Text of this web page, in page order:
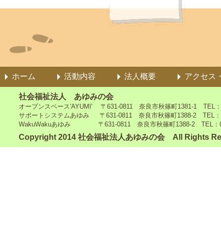
ホーム 活動内容 法人概要 アクセス
社会福祉法人 あゆみの会
オープンスペース'AYUMI' 〒631-0811 奈良市秋篠町1381-1 TEL
サポートシステムあゆみ 〒631-0811 奈良市秋篠町1388-2 TEL：
WakuWakuあゆみ 〒631-0811 奈良市秋篠町1388-2 TEL：
Copyright 2014 社会福祉法人あゆみの会 All Rights